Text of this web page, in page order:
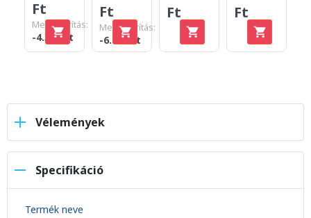
Ft
Megtakarítás:
-4.300 Ft
Ft
Megtakarítás:
-6.000 Ft
Ft
Ft
Vélemények
Specifikáció
Termék neve